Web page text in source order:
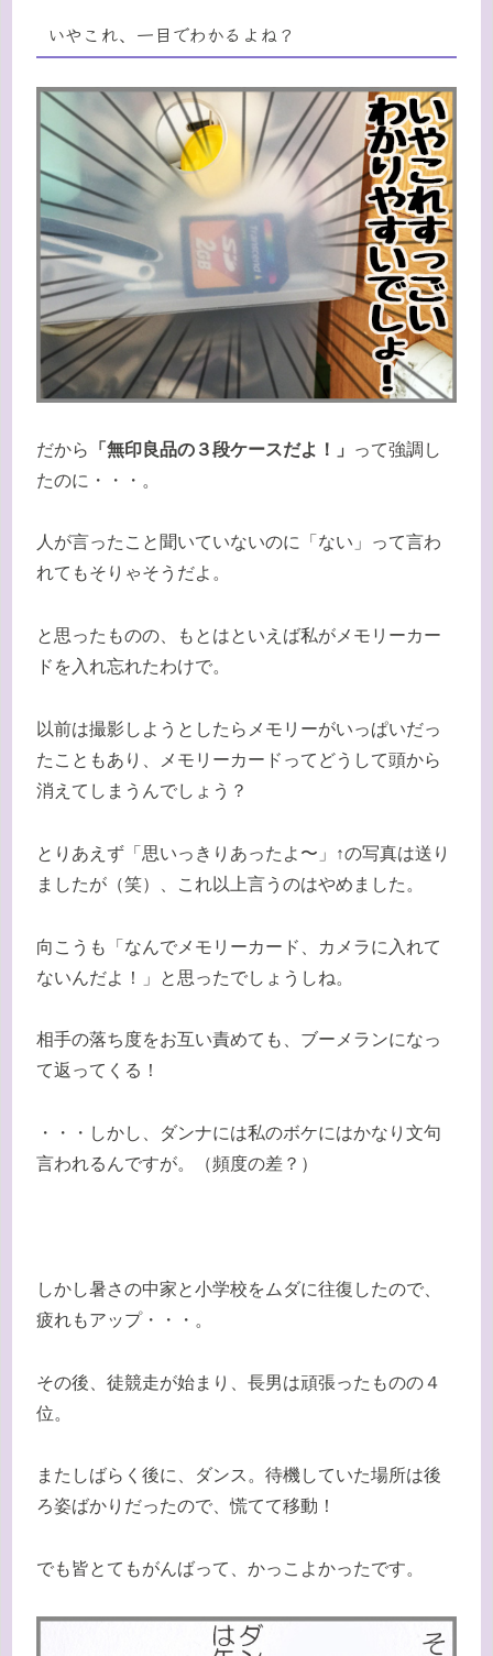
いやこれ、一目でわかるよね？
だから 「無印良品の３段ケースだよ！」
って強調し
たのに・・・。
人が言ったこと聞いていないのに「ない」って言わ
れてもそりゃそうだよ。
と思ったものの、もとはといえば私がメモリーカー
ドを入れ忘れたわけで。
以前は撮影しようとしたらメモリーがいっぱいだっ
たこともあり、メモリーカードってどうして頭から
消えてしまうんでしょう？
とりあえず「思いっきりあったよ〜」↑の写真は送り
ましたが（笑）、これ以上言うのはやめました。
向こうも「なんでメモリーカード、カメラに入れて
ないんだよ！」と思ったでしょうしね。
相手の落ち度をお互い責めても、ブーメランになっ
て返ってくる！
・・・しかし、ダンナには私のボケにはかなり文句
言われるんですが。（頻度の差？）
しかし暑さの中家と小学校をムダに往復したので、
疲れもアップ・・・。
その後、徒競走が始まり、長男は頑張ったものの４
位。
またしばらく後に、ダンス。待機していた場所は後
ろ姿ばかりだったので、慌てて移動！
でも皆とてもがんばって、かっこよかったです。